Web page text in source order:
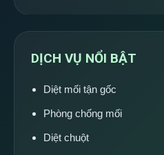
DỊCH VỤ NỔI BẬT
Diệt mối tận gốc
Phòng chống mối
Diệt chuột